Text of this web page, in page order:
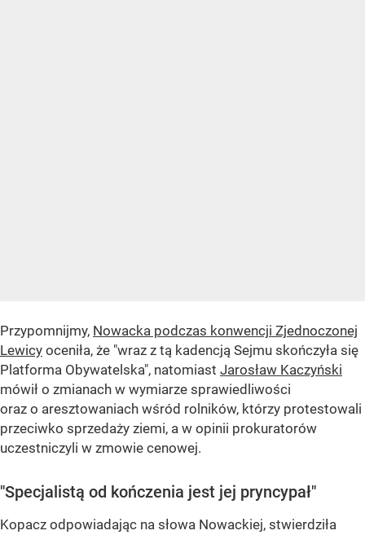
Przypomnijmy, Nowacka podczas konwencji Zjednoczonej
Lewicy oceniła, że "wraz z tą kadencją Sejmu skończyła się
Platforma Obywatelska", natomiast Jarosław Kaczyński
mówił o zmianach w wymiarze sprawiedliwości
oraz o aresztowaniach wśród rolników, którzy protestowali
przeciwko sprzedaży ziemi, a w opinii prokuratorów
uczestniczyli w zmowie cenowej.
"Specjalistą od kończenia jest jej pryncypał"
Kopacz odpowiadając na słowa Nowackiej, stwierdziła